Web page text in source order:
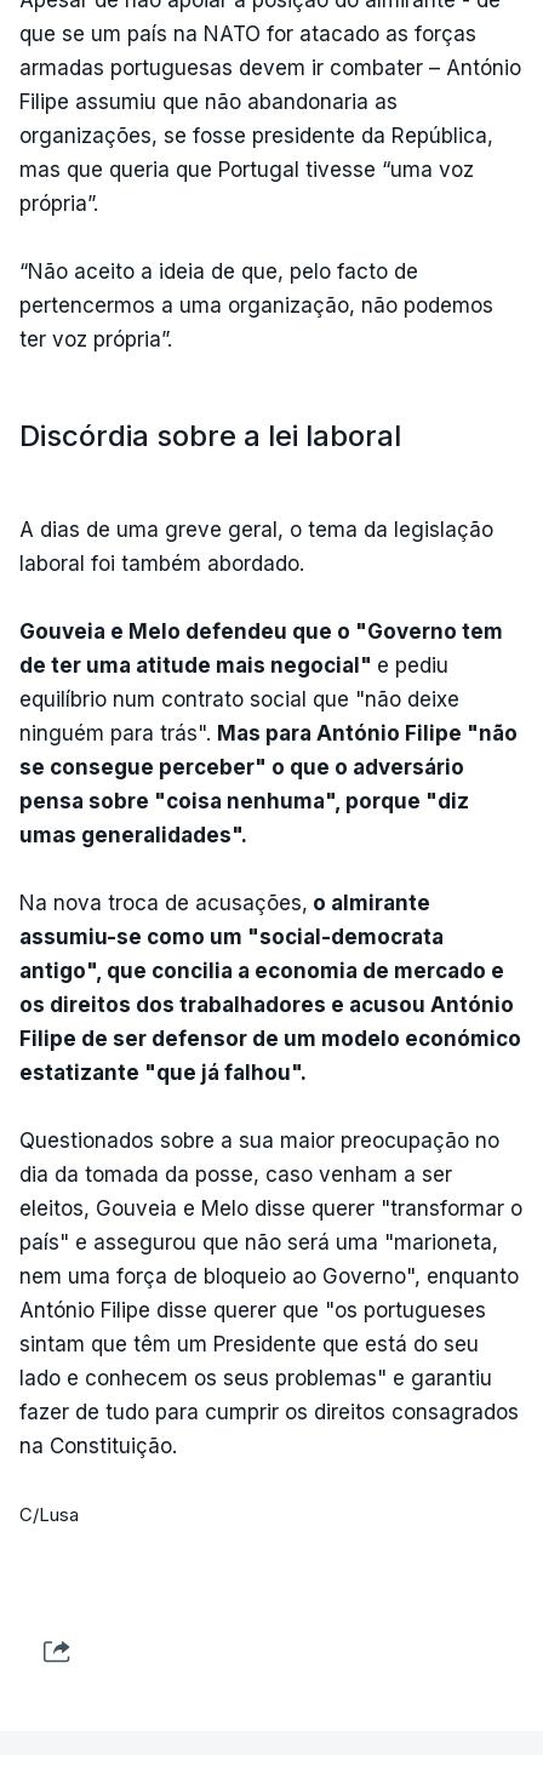
que se um país na NATO for atacado as forças
armadas portuguesas devem ir combater – António
Filipe assumiu que não abandonaria as
organizações, se fosse presidente da República,
mas que queria que Portugal tivesse “uma voz
própria”.
“Não aceito a ideia de que, pelo facto de
pertencermos a uma organização, não podemos
ter voz própria”.
Discórdia sobre a lei laboral
A dias de uma greve geral, o tema da legislação
laboral foi também abordado.
Gouveia e Melo defendeu que o "Governo tem
de ter uma atitude mais negocial" e pediu
equilíbrio num contrato social que "não deixe
ninguém para trás". Mas para António Filipe "não
se consegue perceber" o que o adversário
pensa sobre "coisa nenhuma", porque "diz
umas generalidades".
Na nova troca de acusações, o almirante
assumiu-se como um "social-democrata
antigo", que concilia a economia de mercado e
os direitos dos trabalhadores e acusou António
Filipe de ser defensor de um modelo económico
estatizante "que já falhou".
Questionados sobre a sua maior preocupação no
dia da tomada da posse, caso venham a ser
eleitos, Gouveia e Melo disse querer "transformar o
país" e assegurou que não será uma "marioneta,
nem uma força de bloqueio ao Governo", enquanto
António Filipe disse querer que "os portugueses
sintam que têm um Presidente que está do seu
lado e conhecem os seus problemas" e garantiu
fazer de tudo para cumprir os direitos consagrados
na Constituição.
C/Lusa